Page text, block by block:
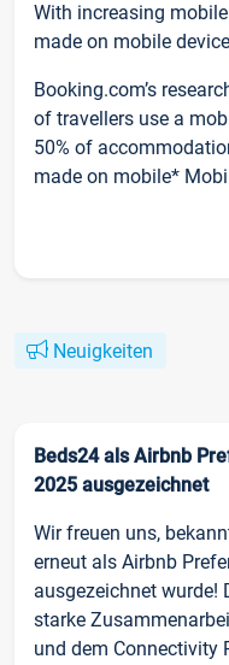
With increasing
made on mobile
Booking.com’s
of travellers use a
50% of
made on mobile*
Neuigkeiten
Beds24 als Airbnb
2025 ausgezeichnet
Wir freuen uns,
erneut als Airbnb
ausgezeichnet wurde!
starke
und dem Connectivity